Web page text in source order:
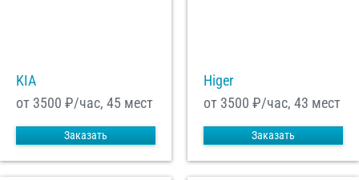
KIA
от 3500 ₽/час, 45 мест
Заказать
Higer
от 3500 ₽/час, 43 мест
Заказать